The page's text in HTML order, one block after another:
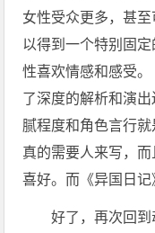
女性受众更多，甚
以得到一个特别固
性喜欢情感和感受
了深度的解析和演
腻程度和角色言行
真的需要人来写，
喜好。而《异国日记
好了，再次回